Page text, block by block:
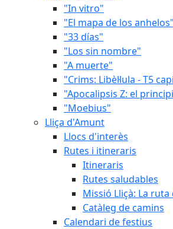
"In vitro"
"El mapa de los anhelos"
"33 días"
"Los sin nombre"
"A muerte"
"Crims: Libèl·lula - T5
"Apocalipsis Z: el
"Moebius"
Lliça d'Amunt
Llocs d'interès
Rutes i itineraris
Itineraris
Rutes saludables
Missió Lliçà: La
Catàleg de camins
Calendari de festius